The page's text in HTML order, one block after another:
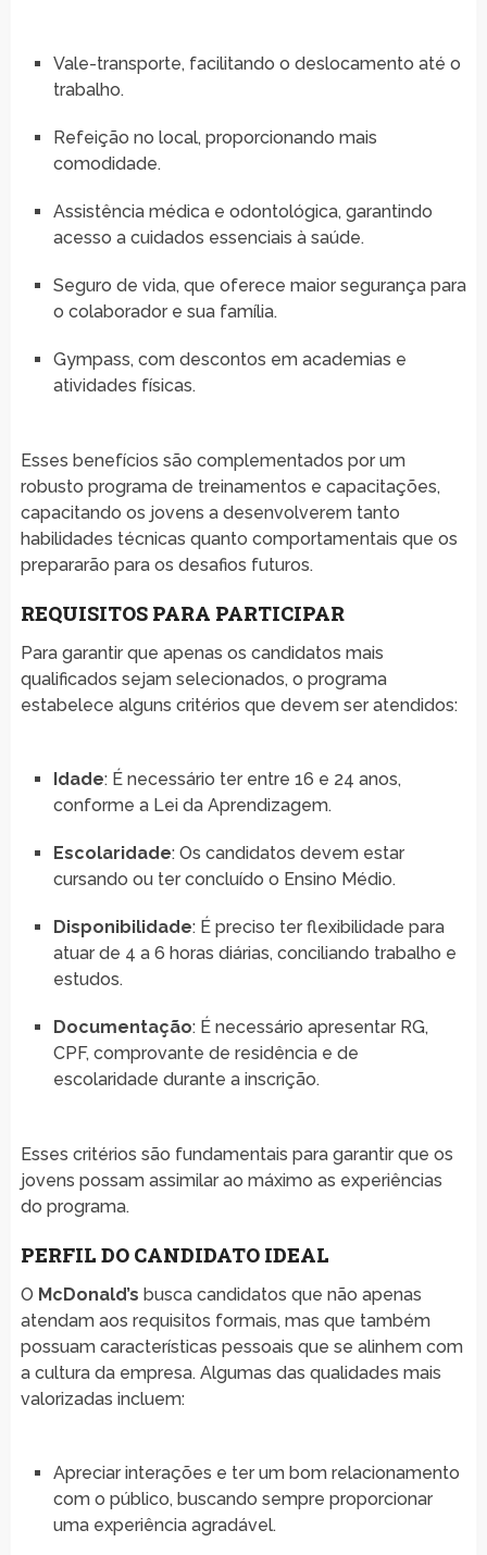
Vale-transporte, facilitando o deslocamento até o
trabalho.
Refeição no local, proporcionando mais
comodidade.
Assistência médica e odontológica, garantindo
acesso a cuidados essenciais à saúde.
Seguro de vida, que oferece maior segurança para
o colaborador e sua família.
Gympass, com descontos em academias e
atividades físicas.
Esses benefícios são complementados por um
robusto programa de treinamentos e capacitações,
capacitando os jovens a desenvolverem tanto
habilidades técnicas quanto comportamentais que os
prepararão para os desafios futuros.
REQUISITOS PARA PARTICIPAR
Para garantir que apenas os candidatos mais
qualificados sejam selecionados, o programa
estabelece alguns critérios que devem ser atendidos:
Idade: É necessário ter entre 16 e 24 anos,
conforme a Lei da Aprendizagem.
Escolaridade: Os candidatos devem estar
cursando ou ter concluído o Ensino Médio.
Disponibilidade: É preciso ter flexibilidade para
atuar de 4 a 6 horas diárias, conciliando trabalho e
estudos.
Documentação: É necessário apresentar RG,
CPF, comprovante de residência e de
escolaridade durante a inscrição.
Esses critérios são fundamentais para garantir que os
jovens possam assimilar ao máximo as experiências
do programa.
PERFIL DO CANDIDATO IDEAL
O McDonald’s busca candidatos que não apenas
atendam aos requisitos formais, mas que também
possuam características pessoais que se alinhem com
a cultura da empresa. Algumas das qualidades mais
valorizadas incluem:
Apreciar interações e ter um bom relacionamento
com o público, buscando sempre proporcionar
uma experiência agradável.